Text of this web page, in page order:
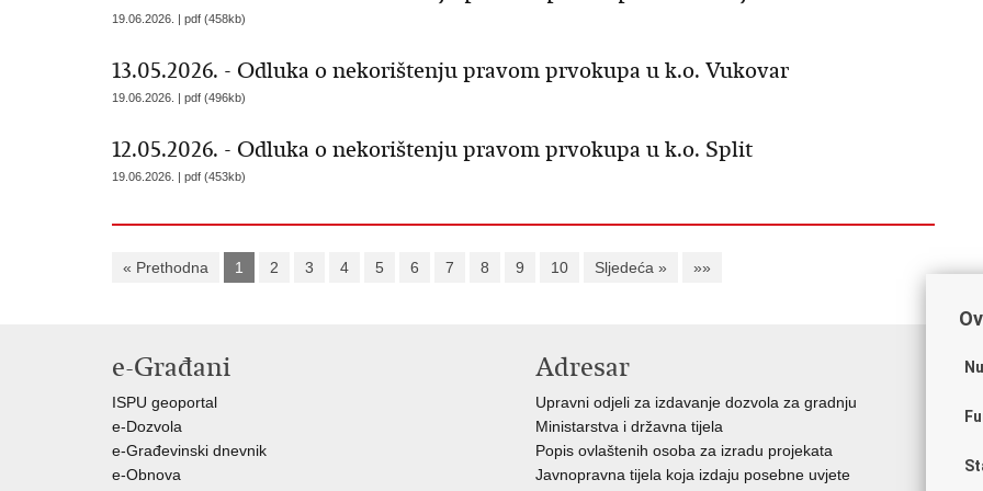
19.06.2026. | pdf (458kb)
13.05.2026. - Odluka o nekorištenju pravom prvokupa u k.o. Vukovar
19.06.2026. | pdf (496kb)
12.05.2026. - Odluka o nekorištenju pravom prvokupa u k.o. Split
19.06.2026. | pdf (453kb)
« Prethodna 1 2 3 4 5 6 7 8 9 10 Sljedeća » »»
e-Građani
ISPU geoportal
e-Dozvola
e-Građevinski dnevnik
e-Obnova
Adresar
Upravni odjeli za izdavanje dozvola za gradnju
Ministarstva i državna tijela
Popis ovlaštenih osoba za izradu projekata
Javnopravna tijela koja izdaju posebne uvjete